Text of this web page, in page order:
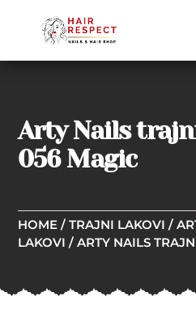
Arty Nails
056 Magic
HOME /TRAJNI LAKOVI /
LAKOVI / ARTY NAILS